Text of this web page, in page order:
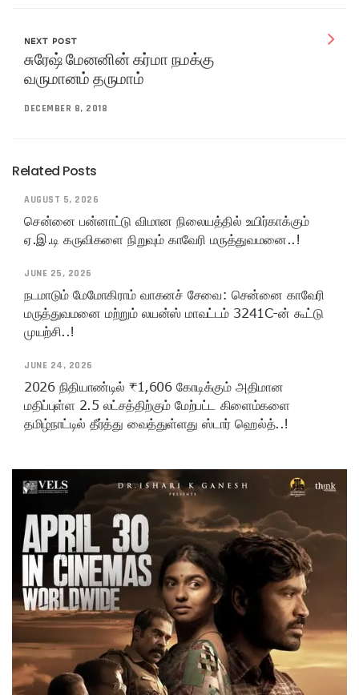
NEXT POST
சுரேஷ் மேனனின் கர்மா நமக்கு
வருமானம் தருமாம்
DECEMBER 8, 2018
Related Posts
AUGUST 5, 2026
சென்னை பன்னாட்டு விமான நிலையத்தில் உயிர்காக்கும்
ஏ.இ.டி கருவிகளை நிறுவும் காவேரி மருத்துவமனை..!
JUNE 25, 2026
நடமாடும் மேமோகிராம் வாகனச் சேவை: சென்னை காவேரி
மருத்துவமனை மற்றும் லயன்ஸ் மாவட்டம் 3241C-ன் கூட்டு
முயற்சி..!
JUNE 24, 2026
2026 நிதியாண்டில் ₹1,606 கோடிக்கும் அதிமான
மதிப்புள்ள 2.5 லட்சத்திற்கும் மேற்பட்ட கிளைம்களை
தமிழ்நாட்டில் தீர்த்து வைத்துள்ளது ஸ்டார் ஹெல்த்..!